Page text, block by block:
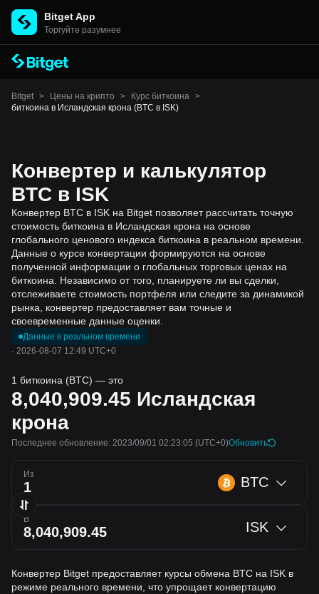
Bitget App
Торгуйте разумнее
Bitget > Цены на крипто > Курс биткоина >
биткоина в Исландская крона (BTC в ISK)
Конвертер и калькулятор
BTC в ISK
Конвертер BTC в ISK на Bitget позволяет рассчитать точную
стоимость биткоина в Исландская крона на основе
глобального ценового индекса биткоина в реальном времени.
Данные о курсе конвертации формируются на основе
полученной информации о глобальных торговых ценах на
биткоина. Независимо от того, планируете ли вы сделки,
отслеживаете стоимость портфеля или следите за динамикой
рынка, конвертер предоставляет вам точные и
своевременные данные оценки.
Данные в реальном времени
· 2026-08-07 12:49 UTC+0
1 биткоина (BTC) — это
8,040,909.45 Исландская
крона
Последнее обновление: 2023/09/01 02:23:05 (UTC+0)Обновить
Из BTC
В ISK
Конвертер Bitget предоставляет курсы обмена BTC на ISK в
режиме реального времени, что упрощает конвертацию